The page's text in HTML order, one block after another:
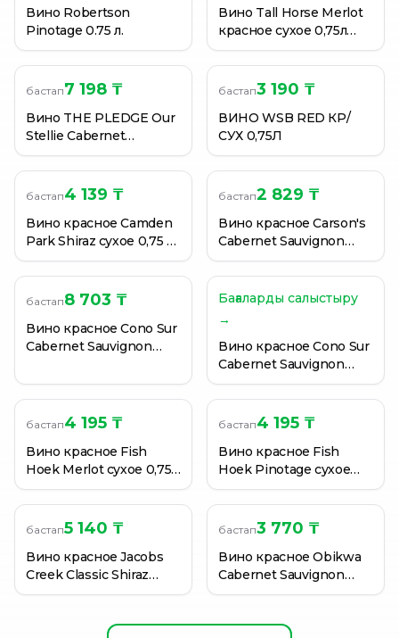
Вино Robertson
Pinotage 0.75 л.
Вино Tall Horse Merlot
красное сухое 0,75л
13% (ЮАР)
бастап7 198 ₸
Вино THE PLEDGE Our
Stellie Cabernet
Sauvignon 0,75 л
бастап3 190 ₸
ВИНО WSB RED КР/
СУХ 0,75Л
бастап4 139 ₸
Вино красное Camden
Park Shiraz сухое 0,75 л
(Австралия)
бастап2 829 ₸
Вино красное Carson's
Cabernet Sauvignon
сухое 0,75 л (Австралия)
бастап8 703 ₸
Вино красное Cono Sur
Cabernet Sauvignon
Бағаларды салыстыру
→
Вино красное Cono Sur
Cabernet Sauvignon
сухое 0,75 л (Чили)
бастап4 195 ₸
Вино красное Fish
Hoek Merlot сухое 0,75
л (Южная Африка)
бастап4 195 ₸
Вино красное Fish
Hoek Pinotage сухое
0,75 л (Южная Африка)
бастап5 140 ₸
Вино красное Jacobs
Creek Classic Shiraz
Cabernet полусухое
бастап3 770 ₸
Вино красное Obikwa
Cabernet Sauvignon
сухое 13,5% 0,75 л